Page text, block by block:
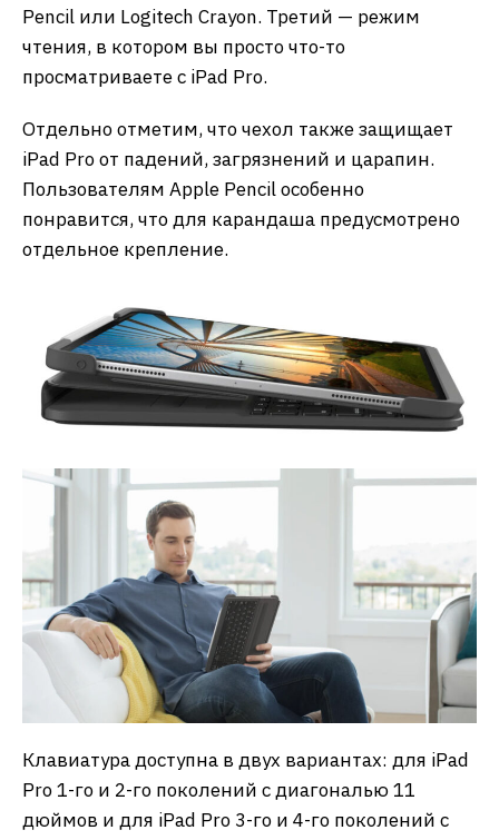
Pencil или Logitech Crayon. Третий — режим
чтения, в котором вы просто что-то
просматриваете с iPad Pro.
Отдельно отметим, что чехол также защищает
iPad Pro от падений, загрязнений и царапин.
Пользователям Apple Pencil особенно
понравится, что для карандаша предусмотрено
отдельное крепление.
Клавиатура доступна в двух вариантах: для iPad
Pro 1-го и 2-го поколений с диагональю 11
дюймов и для iPad Pro 3-го и 4-го поколений с